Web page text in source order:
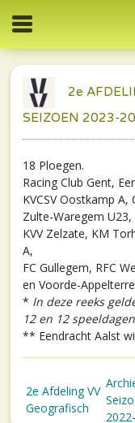
2e
SEIZOEN 2023-
18 Ploegen.
Racing Club Gent,
KVCSV Oostkamp
Zulte-Waregem U23,
KVV Zelzate, KM
A,
FC Gullegem, RFC
en Voorde-
* In deze reeks
12 en 12
** Eendracht Aalst
2e Afdeling VV
Geografisch